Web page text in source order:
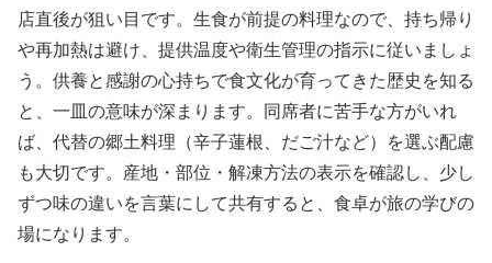
店直後が狙い目です。生食が前提の料理なので、持ち帰り
や再加熱は避け、提供温度や衛生管理の指示に従いましょ
う。供養と感謝の心持ちで食文化が育ってきた歴史を知る
と、一皿の意味が深まります。同席者に苦手な方がいれ
ば、代替の郷土料理（辛子蓮根、だご汁など）を選ぶ配慮
も大切です。産地・部位・解凍方法の表示を確認し、少し
ずつ味の違いを言葉にして共有すると、食卓が旅の学びの
場になります。